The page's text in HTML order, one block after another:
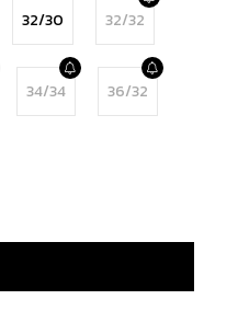
32/30 32/32
34/34 36/32